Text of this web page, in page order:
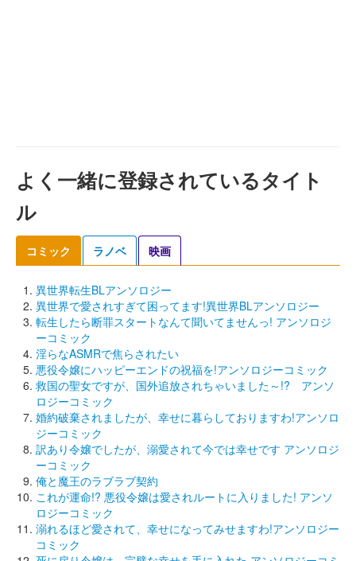
よく一緒に登録されているタイト
ル
コミック ラノベ 映画
異世界転生BLアンソロジー
異世界で愛されすぎて困ってます!異世界BLアンソロジー
転生したら断罪スタートなんて聞いてませんっ! アンソロジ
ーコミック
淫らなASMRで焦らされたい
悪役令嬢にハッピーエンドの祝福を!アンソロジーコミック
救国の聖女ですが、国外追放されちゃいました～!? アンソ
ロジーコミック
婚約破棄されましたが、幸せに暮らしておりますわ!アンソロ
ジーコミック
訳あり令嬢でしたが、溺愛されて今では幸せです アンソロジ
ーコミック
俺と魔王のラブラブ契約
これが運命!? 悪役令嬢は愛されルートに入りました! アンソ
ロジーコミック
溺れるほど愛されて、幸せになってみせますわ!アンソロジー
コミック